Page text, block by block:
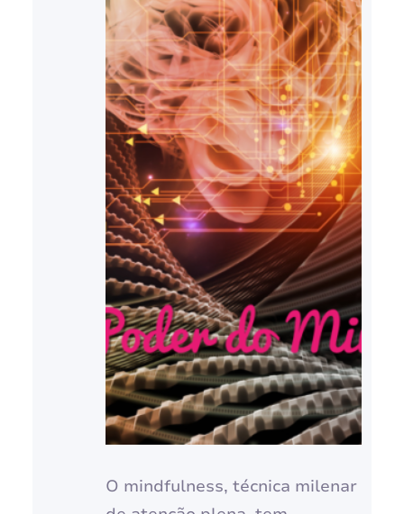
O mindfulness, técnica milenar